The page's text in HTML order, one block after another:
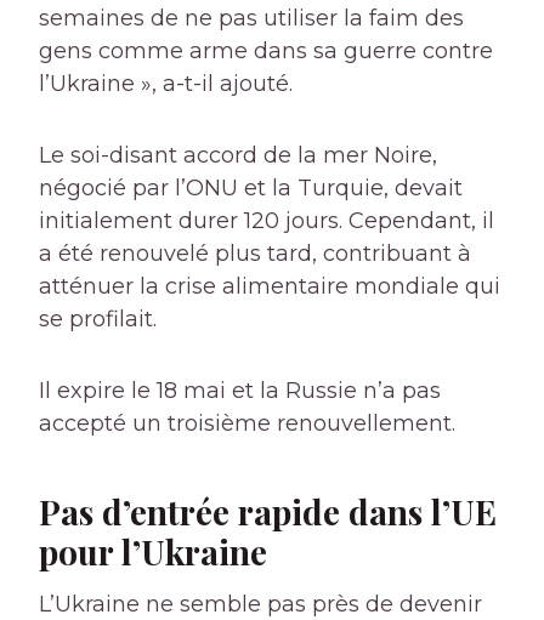
semaines de ne pas utiliser la faim des
gens comme arme dans sa guerre contre
l’Ukraine », a-t-il ajouté.
Le soi-disant accord de la mer Noire,
négocié par l’ONU et la Turquie, devait
initialement durer 120 jours. Cependant, il
a été renouvelé plus tard, contribuant à
atténuer la crise alimentaire mondiale qui
se profilait.
Il expire le 18 mai et la Russie n’a pas
accepté un troisième renouvellement.
Pas d’entrée rapide dans l’UE
pour l’Ukraine
L’Ukraine ne semble pas près de devenir